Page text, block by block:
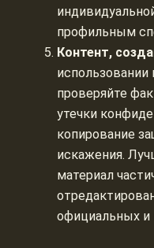
профильным
Контент,
проверяйте
утечки
копирование
искажения.
материал
официальных и